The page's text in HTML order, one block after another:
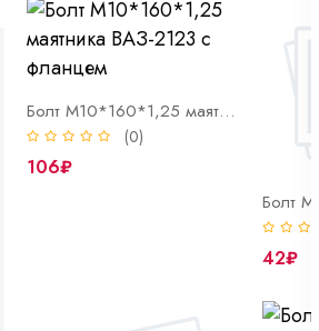
Болт М10*160*1,25 маятника ВАЗ-2123 с фланцем
(0)
106₽
42₽